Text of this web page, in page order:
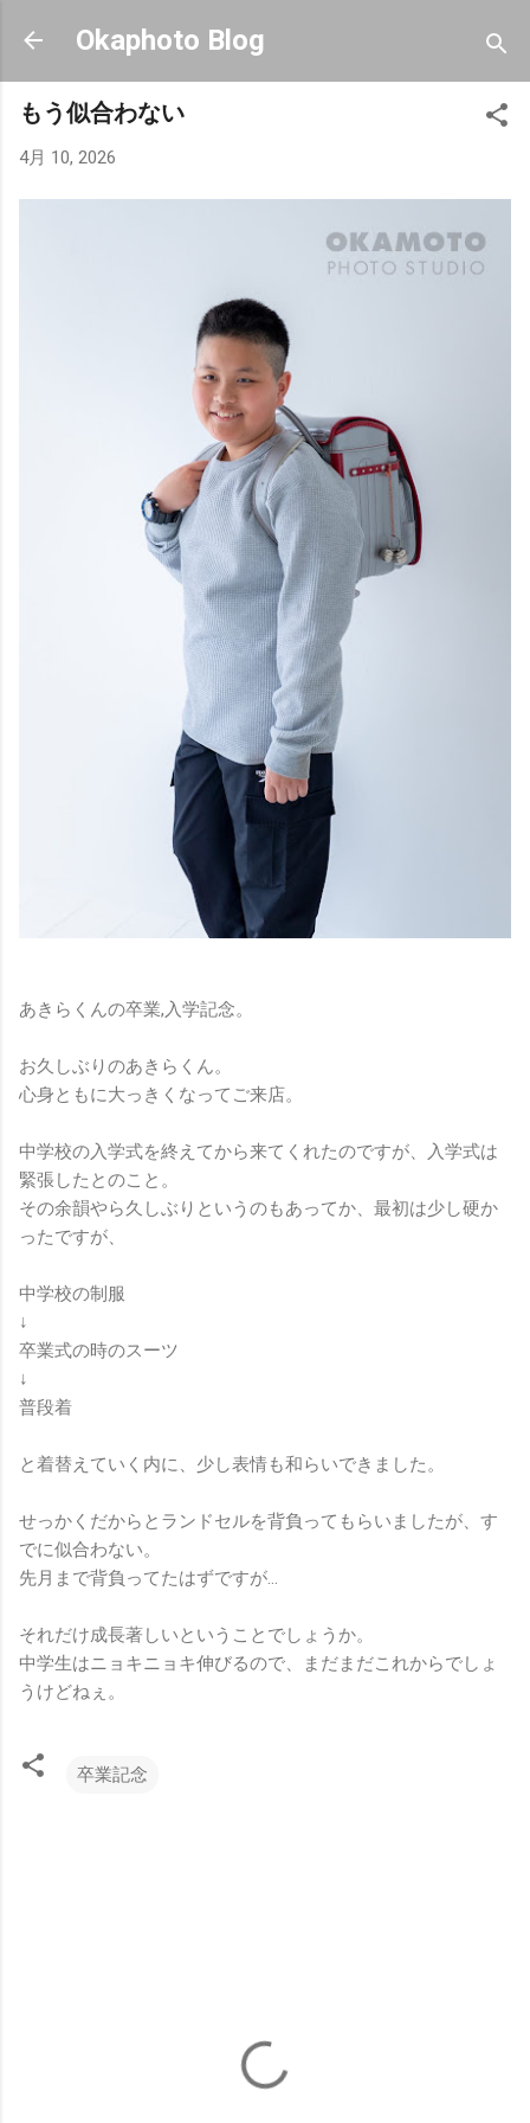
スキップしてメイン コンテンツに移動
Okaphoto Blog
もう似合わない
4月 10, 2026
あきらくんの卒業,入学記念。
お久しぶりのあきらくん。
心身ともに大っきくなってご来店。
中学校の入学式を終えてから来てくれたのですが、入学式は
緊張したとのこと。
その余韻やら久しぶりというのもあってか、最初は少し硬か
ったですが、
中学校の制服
↓
卒業式の時のスーツ
↓
普段着
と着替えていく内に、少し表情も和らいできました。
せっかくだからとランドセルを背負ってもらいましたが、す
でに似合わない。
先月まで背負ってたはずですが…
それだけ成長著しいということでしょうか。
中学生はニョキニョキ伸びるので、まだまだこれからでしょ
うけどねぇ。
卒業記念